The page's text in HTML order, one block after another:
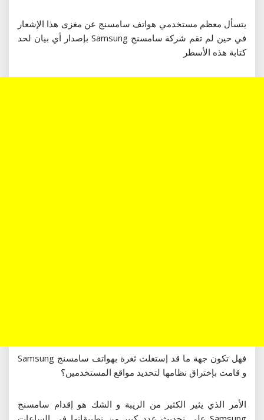
يتسأل معظم مستخدمي هواتف سامسنج عن مغزى هذا الإشعار
في حين لم تقم شركة سامسنج Samsung بإصدار أي بيان لحد
كتابة هذه الأسطر
فهل تكون جهة ما قد إستغلت ثغرة بهواتف سامسنج Samsung
و قامت بإختراق نظامها لتحديد مواقع المستخدمين؟
الأمر الذي يثير الكثير من الريبة و الشك هو إقدام سامسنج